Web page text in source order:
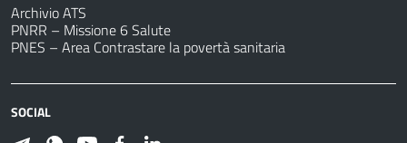
Archivio ATS
PNRR – Missione 6 Salute
PNES – Area Contrastare la povertà sanitaria
SOCIAL